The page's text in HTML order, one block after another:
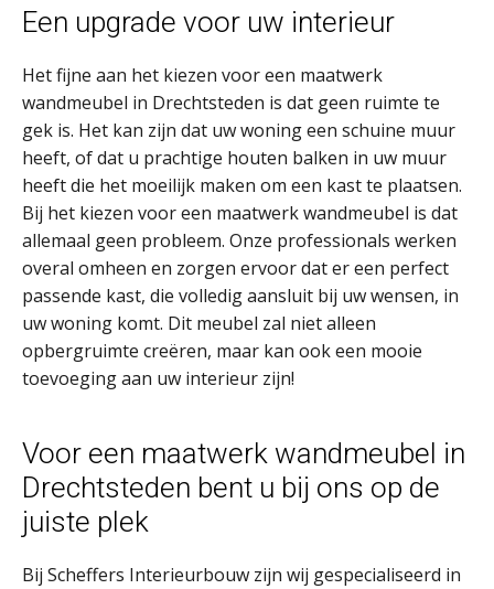
Een upgrade voor uw interieur
Het fijne aan het kiezen voor een maatwerk
wandmeubel in Drechtsteden is dat geen ruimte te
gek is. Het kan zijn dat uw woning een schuine muur
heeft, of dat u prachtige houten balken in uw muur
heeft die het moeilijk maken om een kast te plaatsen.
Bij het kiezen voor een maatwerk wandmeubel is dat
allemaal geen probleem. Onze professionals werken
overal omheen en zorgen ervoor dat er een perfect
passende kast, die volledig aansluit bij uw wensen, in
uw woning komt. Dit meubel zal niet alleen
opbergruimte creëren, maar kan ook een mooie
toevoeging aan uw interieur zijn!
Voor een maatwerk wandmeubel in
Drechtsteden bent u bij ons op de
juiste plek
Bij Scheffers Interieurbouw zijn wij gespecialiseerd in